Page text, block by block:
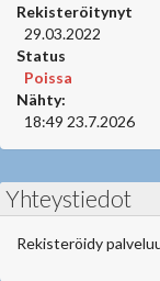
Rekisteröitynyt
29.03.2022
Status
Poissa
Nähty:
18:49 23.7.2026
Yhteystiedot
Rekisteröidy